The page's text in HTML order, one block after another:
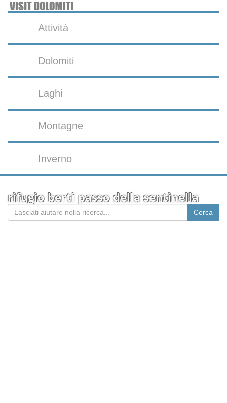
Attività
Dolomiti
Laghi
Montagne
Inverno
rifugio berti passo della sentinella